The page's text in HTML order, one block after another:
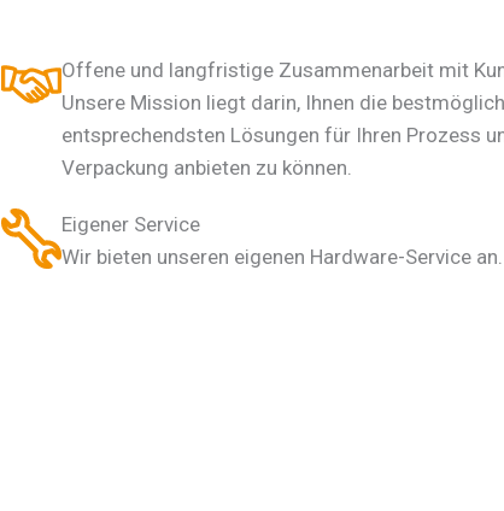
Offene und langfristige Zusammenarbeit mit
Unsere Mission liegt darin, Ihnen die
entsprechendsten Lösungen für Ihren Prozess
Verpackung anbieten zu können.
Eigener Service
Wir bieten unseren eigenen Hardware-Service an.